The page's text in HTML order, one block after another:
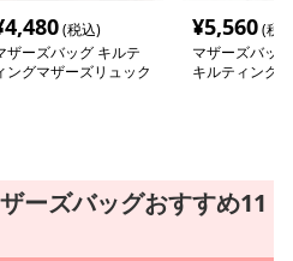
4,480(税込)
ザーズバッグ キルテ
ングマザーズリュック
¥5,560(税
マザーズバッ
キルティング
ーズバッグおすすめ11